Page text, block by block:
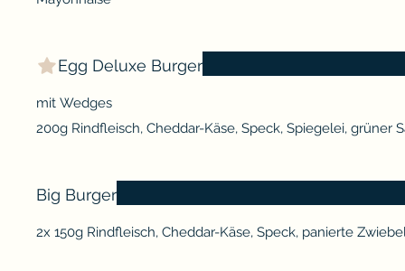
Egg Deluxe Burger
mit Wedges
Big Burger
2x 150g Rindfleisch, Cheddar-Käse, Speck, panierte